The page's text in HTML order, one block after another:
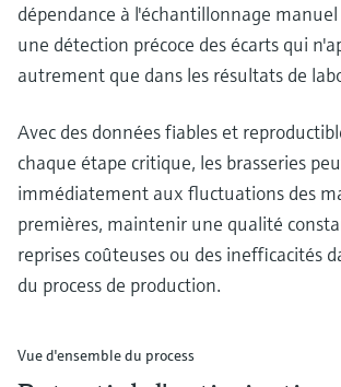
dépendance à l'échantillonnage
une détection précoce des écarts qui
autrement que dans les résultats de
Avec des données fiables et
chaque étape critique, les brasseries
immédiatement aux fluctuations des
premières, maintenir une qualité
reprises coûteuses ou des inefficacités
du process de production.
Vue d'ensemble du process